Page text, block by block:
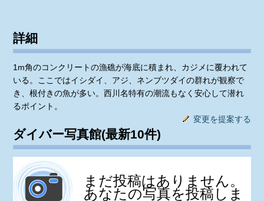
詳細
1m角のコンクリートの漁礁が海底に積まれ、カジメに覆われて
いる。ここではイシダイ、アジ、ネンブツダイの群れが観察で
き、根付きの魚が多い。西川名特有の潮流もなく安心して潜れ
るポイント。
変更を提案する
ダイバー写真館(最新10件)
まだ投稿はありません。
あなたの写真を投稿しま